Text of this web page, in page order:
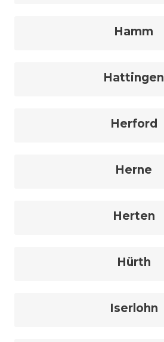
Hamm
Hattingen
Herford
Herne
Herten
Hürth
Iserlohn